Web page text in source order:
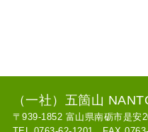
（一社）五箇山
〒939-1852 富山県南砺市是安